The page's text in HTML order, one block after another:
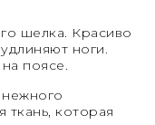
шелка. Красиво
ноги.
поясе.
нежного
ткань, которая